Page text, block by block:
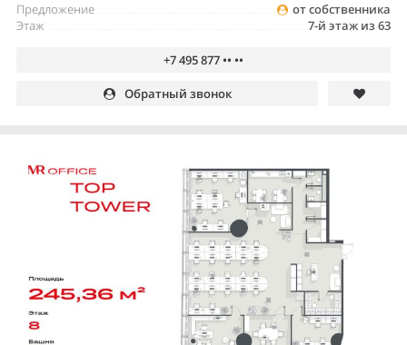
от собственника
Предложение
7-й этаж из 63
Этаж
+7 495 877 •• ••
Обратный звонок